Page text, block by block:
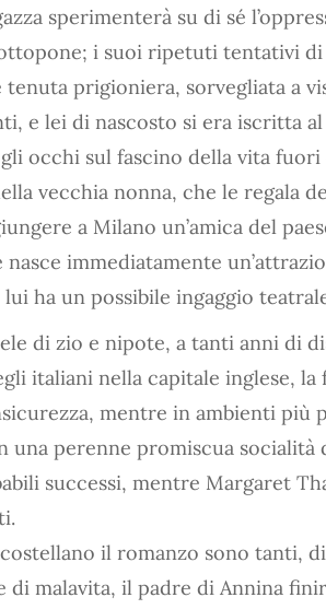
sperimenterà su di sé
i suoi ripetuti tentativi
tenuta prigioniera, sorvegliata a
e lei di nascosto si era iscritta
occhi sul fascino della vita
vecchia nonna, che le regala
a Milano un’amica del
nasce immediatamente
ha un possibile ingaggio
di zio e nipote, a tanti anni di
italiani nella capitale inglese, la
mentre in ambienti più
una perenne promiscua
successi, mentre Margaret
il romanzo sono tanti,
di malavita, il padre di Annina